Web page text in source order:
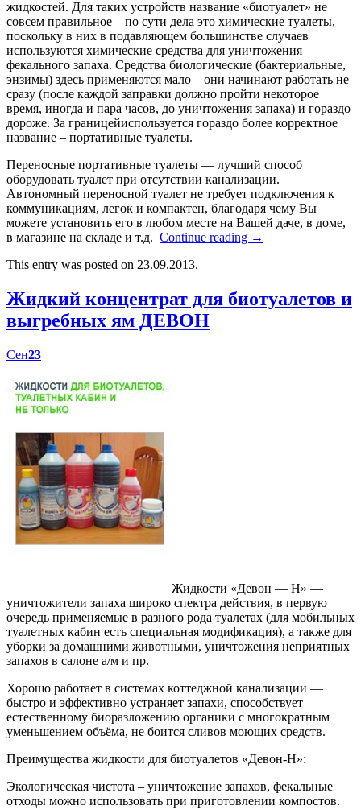
жидкостей. Для таких устройств название «биотуалет» не
совсем правильное – по сути дела это химические туалеты,
поскольку в них в подавляющем большинстве случаев
используются химические средства для уничтожения
фекального запаха. Средства биологические (бактериальные,
энзимы) здесь применяются мало – они начинают работать не
сразу (после каждой заправки должно пройти некоторое
время, иногда и пара часов, до уничтожения запаха) и гораздо
дороже. За границейиспользуется гораздо более корректное
название – портативные туалеты.
Переносные портативные туалеты — лучший способ
оборудовать туалет при отсутствии канализации.
Автономный переносной туалет не требует подключения к
коммуникациям, легок и компактен, благодаря чему Вы
можете установить его в любом месте на Вашей даче, в доме,
в магазине на складе и т.д. Continue reading →
This entry was posted on 23.09.2013.
Жидкий концентрат для биотуалетов и
выгребных ям ДЕВОН
Сен23
Жидкости «Девон — Н» —
уничтожители запаха широко спектра действия, в первую
очередь применяемые в разного рода туалетах (для мобильных
туалетных кабин есть специальная модификация), а также для
уборки за домашними животными, уничтожения неприятных
запахов в салоне а/м и пр.
Хорошо работает в системах коттеджной канализации —
быстро и эффективно устраняет запахи, способствует
естественному биоразложению органики с многократным
уменьшением объёма, не боится сливов моющих средств.
Преимущества жидкости для биотуалетов «Девон-Н»:
Экологическая чистота – уничтожение запахов, фекальные
отходы можно использовать при приготовлении компостов.